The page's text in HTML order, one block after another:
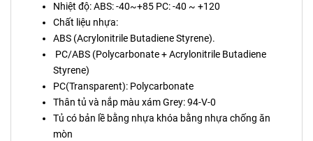
Nhiệt độ: ABS: -40~+85 PC: -40 ~ +120
Chất liệu nhựa:
ABS (Acrylonitrile Butadiene Styrene).
PC/ABS (Polycarbonate + Acrylonitrile Butadiene
Styrene)
PC(Transparent): Polycarbonate
Thân tủ và nắp màu xám Grey: 94-V-0
Tủ có bản lề bằng nhựa khóa bằng nhựa chống ăn
mòn